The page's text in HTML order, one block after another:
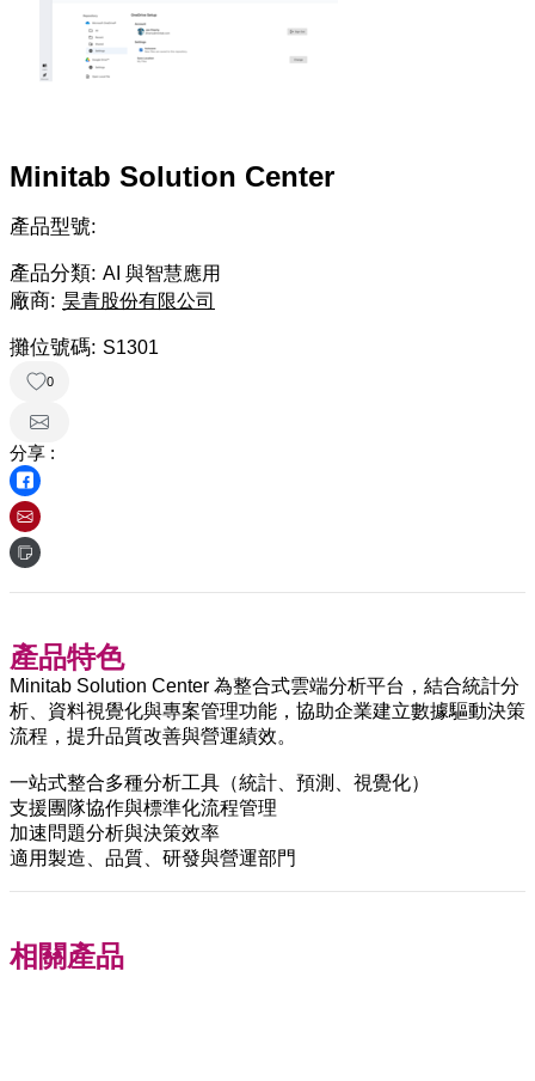
Minitab Solution Center
產品型號:
產品分類: AI 與智慧應用
廠商: 昊青股份有限公司
攤位號碼: S1301
0
分享 :
產品特色
Minitab Solution Center 為整合式雲端分析平台，結合統計分
析、資料視覺化與專案管理功能，協助企業建立數據驅動決策
流程，提升品質改善與營運績效。
一站式整合多種分析工具（統計、預測、視覺化）
支援團隊協作與標準化流程管理
加速問題分析與決策效率
適用製造、品質、研發與營運部門
相關產品